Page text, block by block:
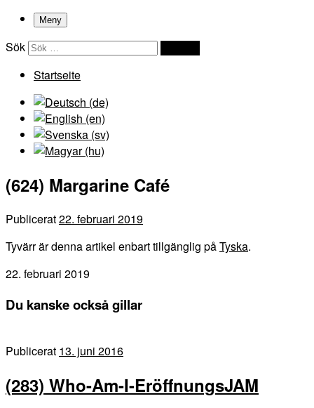
Meny
Sök
Startseite
(624) Margarine Café
Publicerat22. februari 2019
Tyvärr är denna artikel enbart tillgänglig påTyska.
22. februari 2019
Du kanske också gillar
Publicerat 13. juni 2016
(283) Who-Am-I-EröffnungsJAM